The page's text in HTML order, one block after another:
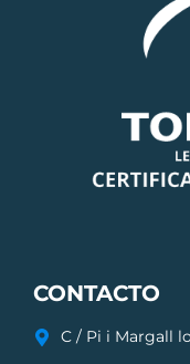
CONTACTO
C / Pi i Margall